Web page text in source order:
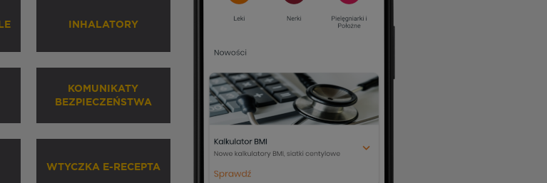
INHALATORY
KOMUNIKATY
BEZPIECZEŃSTWA
WTYCZKA E-RECEPTA